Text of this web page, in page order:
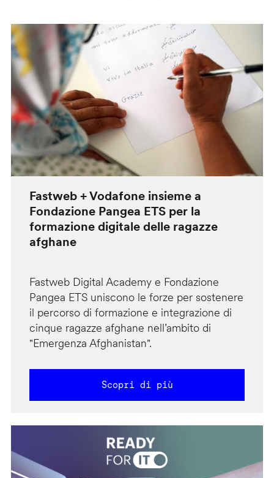
Fastweb + Vodafone insieme a
Fondazione Pangea ETS per la
formazione digitale delle ragazze
afghane
Fastweb Digital Academy e Fondazione
Pangea ETS uniscono le forze per sostenere
il percorso di formazione e integrazione di
cinque ragazze afghane nell’ambito di
"Emergenza Afghanistan".
Scopri di più